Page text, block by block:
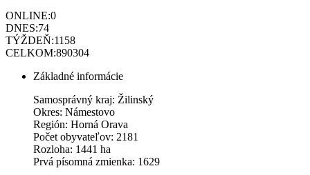
ONLINE:0
DNES:74
TÝŽDEŇ:1158
CELKOM:890304
Základné informácie
Samosprávný kraj: Žilinský
Okres: Námestovo
Región: Horná Orava
Počet obyvateľov: 2181
Rozloha: 1441 ha
Prvá písomná zmienka: 1629